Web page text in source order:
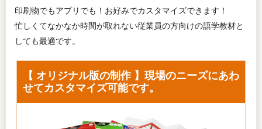
印刷物でもアプリでも！お好みでカスタマイズできます！
忙しくてなかなか時間が取れない従業員の方向けの語学教材と
しても最適です。
【 オリジナル版の制作 】現場のニーズにあわ
せてカスタマイズ可能です。